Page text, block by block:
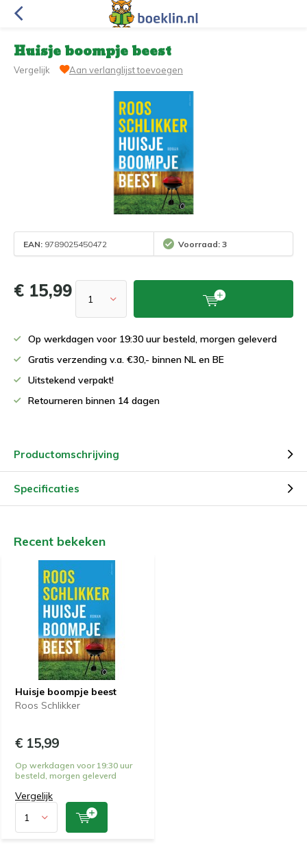
Huisje boompje beest
Vergelijk Aan verlanglijst toevoegen
EAN: 9789025450472 Voorraad: 3
€ 15,99
Op werkdagen voor 19:30 uur besteld, morgen geleverd
Gratis verzending v.a. €30,- binnen NL en BE
Uitstekend verpakt!
Retourneren binnen 14 dagen
Productomschrijving
Specificaties
Recent bekeken
Huisje boompje beest
Roos Schlikker
€ 15,99
Op werkdagen voor 19:30 uur
besteld, morgen geleverd
Vergelijk